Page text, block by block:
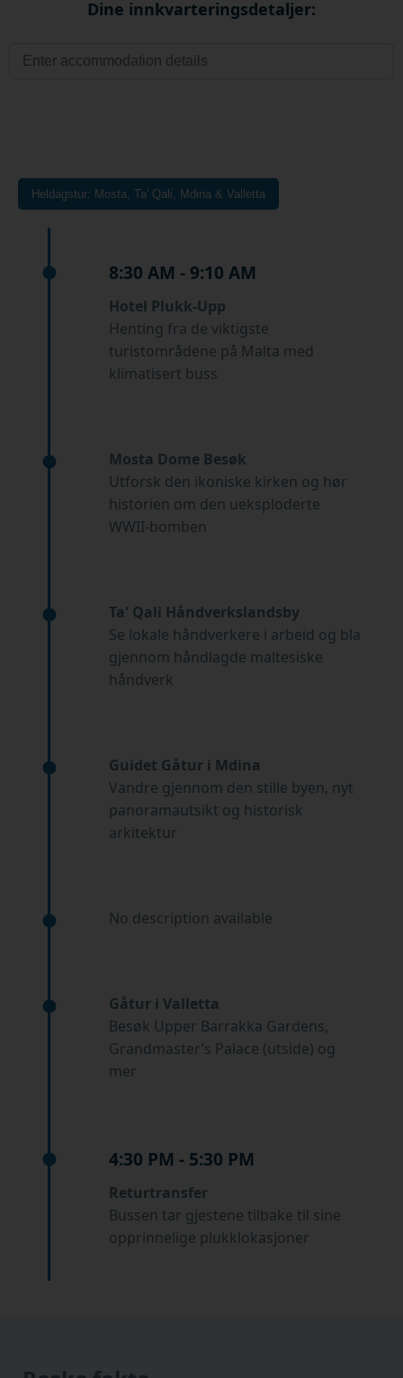
Dine innkvarteringsdetaljer:
Heldagstur: Mosta, Ta' Qali, Mdina & Valletta
8:30 AM - 9:10 AM
Hotel Plukk-Upp
Henting fra de viktigste
turistområdene på Malta med
klimatisert buss
Mosta Dome Besøk
Utforsk den ikoniske kirken og hør
historien om den ueksploderte
WWII-bomben
Ta' Qali Håndverkslandsby
Se lokale håndverkere i arbeid og bla
gjennom håndlagde maltesiske
håndverk
Guidet Gåtur i Mdina
Vandre gjennom den stille byen, nyt
panoramautsikt og historisk
arkitektur
No description available
Gåtur i Valletta
Besøk Upper Barrakka Gardens,
Grandmaster’s Palace (utside) og
mer
4:30 PM - 5:30 PM
Returtransfer
Bussen tar gjestene tilbake til sine
opprinnelige plukklokasjoner